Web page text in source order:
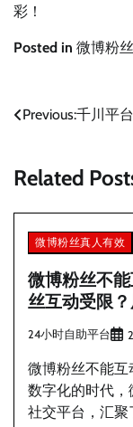
彩！
Posted in 微博粉
文
导
航
Previous:千川平
Related
微博粉丝真人有效
微博粉丝不
丝互动受限
24小时自助平台
微博粉丝不能
数字化的时代
社交平台，汇